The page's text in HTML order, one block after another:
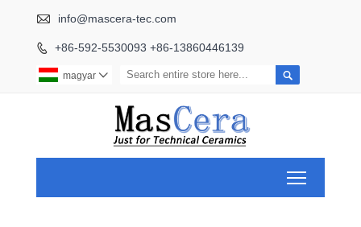
 info@mascera-tec.com
 +86-592-5530093 +86-13860446139

magyar 